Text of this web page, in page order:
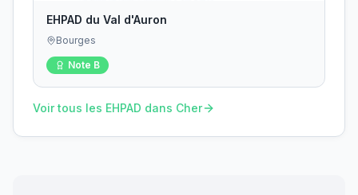
EHPAD du Val d'Auron
Bourges
Note B
Voir tous les EHPAD dans Cher